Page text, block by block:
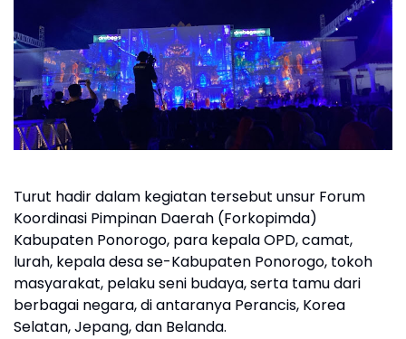
Turut hadir dalam kegiatan tersebut unsur Forum
Koordinasi Pimpinan Daerah (Forkopimda)
Kabupaten Ponorogo, para kepala OPD, camat,
lurah, kepala desa se-Kabupaten Ponorogo, tokoh
masyarakat, pelaku seni budaya, serta tamu dari
berbagai negara, di antaranya Perancis, Korea
Selatan, Jepang, dan Belanda.